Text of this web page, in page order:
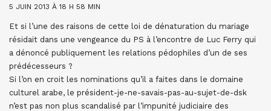
5 JUIN 2013 À 18 H 58 MIN
Et si l’une des raisons de cette loi de dénaturation du mariage
résidait dans une vengeance du PS à l’encontre de Luc Ferry qui
a dénoncé publiquement les relations pédophiles d’un de ses
prédécesseurs ?
Si l’on en croit les nominations qu’il a faites dans le domaine
culturel arabe, le président-je-ne-savais-pas-au-sujet-de-dsk
n’est pas non plus scandalisé par l’impunité judiciaire des